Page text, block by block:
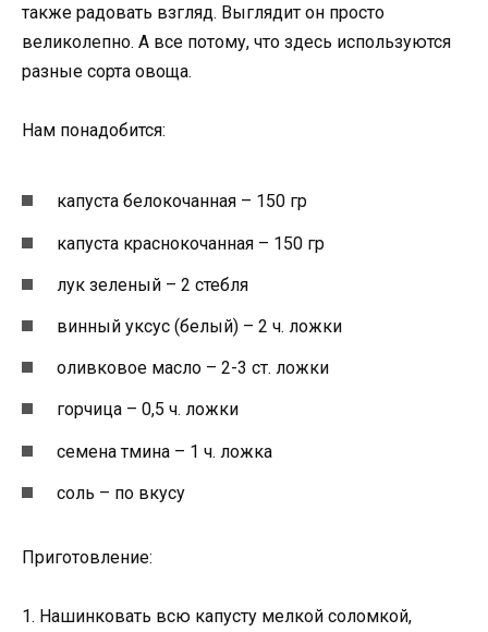
также радовать взгляд. Выглядит он просто
великолепно. А все потому, что здесь используются
разные сорта овоща.
Нам понадобится:
капуста белокочанная – 150 гр
капуста краснокочанная – 150 гр
лук зеленый – 2 стебля
винный уксус (белый) – 2 ч. ложки
оливковое масло – 2-3 ст. ложки
горчица – 0,5 ч. ложки
семена тмина – 1 ч. ложка
соль – по вкусу
Приготовление:
1. Нашинковать всю капусту мелкой соломкой,